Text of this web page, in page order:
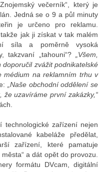
večerník“, který je
Jedná se o 9 a půl minuty
je určeno pro reklamu.
jak ji získat v tak malém
síla a poměrně vysoká
takzvaní „tahouni“?
„Všem,
zvážit podnikatelské
médium na reklamním trhu v
„Naše obchodní oddělení se
uzavíráme první zakázky,“
technologické zařízení nejen
kabeláže předělat,
zařízení, které pamatuje
a dát opět do provozu.
formátu DVcam, digitální